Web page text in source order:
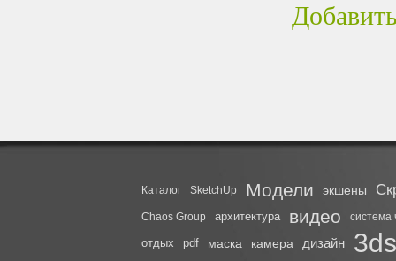
Каталог SketchUp Модели экшены
Chaos Group архитектура видео система
отдых pdf маска камера дизайн